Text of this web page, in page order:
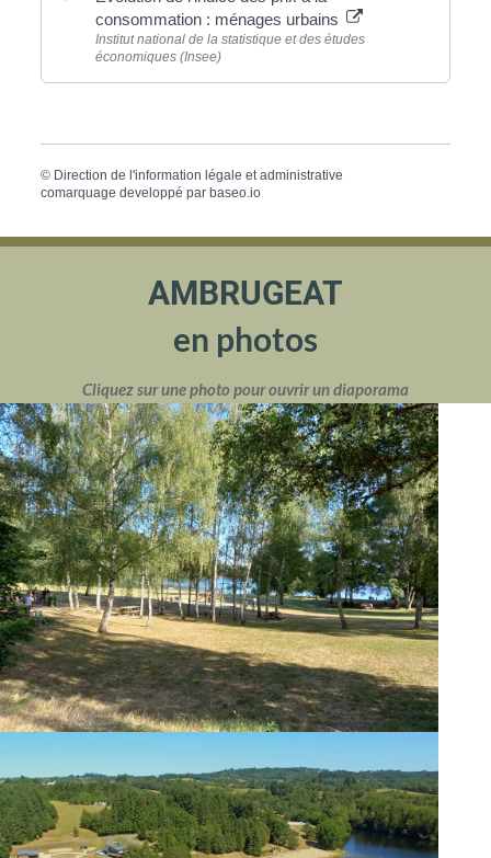
consommation : ménages urbains
Institut national de la statistique et des études
économiques (Insee)
© Direction de l'information légale et administrative
comarquage developpé parbaseo.io
AMBRUGEAT
en photos
Cliquez sur une photo pour ouvrir un diaporama